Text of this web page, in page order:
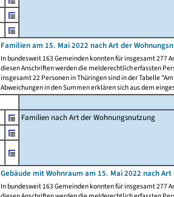
Familien am 15. Mai 2022 nach Art der
In bundesweit 163 Gemeinden konnten für insgesamt 277
diesen Anschriften werden die melderechtlich erfassten
insgesamt 22 Personen in Thüringen sind in der Tabelle
Abweichungen in den Summen erklären sich aus dem
Familien nach Art der Wohnungsnutzung
Gebäude mit Wohnraum am 15. Mai 2022 nach Art
In bundesweit 163 Gemeinden konnten für insgesamt 277